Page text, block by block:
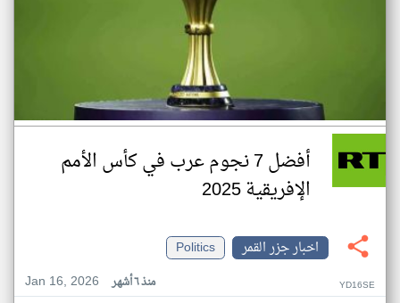
أفضل 7 نجوم عرب في كأس الأمم
الإفريقية 2025
اخبار جزر القمر
Politics
Jan 16, 2026
منذ ٦ أشهر YD16SE